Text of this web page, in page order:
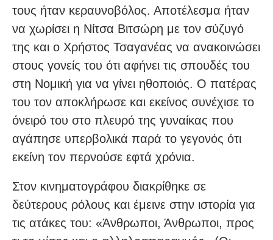
τους ήταν κεραυνοβόλος. Αποτέλεσμα ήταν
να χωρίσει η Νίτσα Βιτσώρη με τον σύζυγό
της και ο Χρήστος Τσαγανέας να ανακοινώσει
στους γονείς του ότι αφήνει τις σπουδές του
στη Νομική για να γίνει ηθοποιός. Ο πατέρας
του τον αποκλήρωσε και εκείνος συνέχισε το
όνειρό του στο πλευρό της γυναίκας που
αγάπησε υπερβολικά παρά το γεγονός ότι
εκείνη τον περνούσε εφτά χρόνια.
Στον κινηματογράφου διακρίθηκε σε
δεύτερους ρόλους και έμεινε στην ιστορία για
τις ατάκες του: «Άνθρωποι, Άνθρωποι, προς